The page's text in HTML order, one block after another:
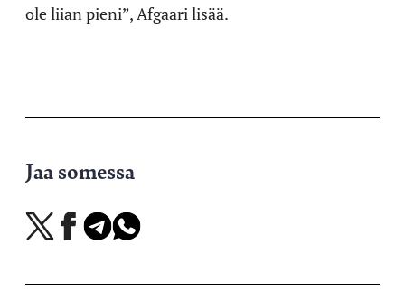
ole liian pieni”, Afgaari lisää.
Jaa somessa
Jaa
X-
Jaa
Facebookissa
Jaa
Telegramissa
Jaa
WhatsAppissa